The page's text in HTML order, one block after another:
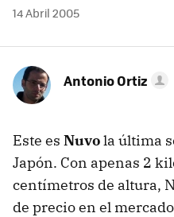
14 Abril 2005
Antonio Ortiz
Este es Nuvola última
Japón. Con apenas 2
centímetros de altura,
de precio en el